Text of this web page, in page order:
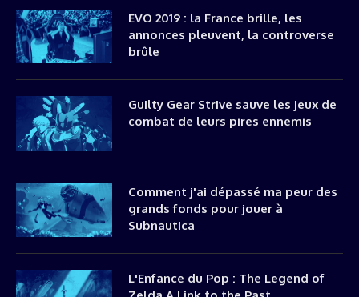
EVO 2019 : la France brille, les
annonces pleuvent, la controverse
brûle
Guilty Gear Strive sauve les jeux de
combat de leurs pires ennemis
Comment j'ai dépassé ma peur des
grands fonds pour jouer à
Subnautica
L'Enfance du Pop : The Legend of